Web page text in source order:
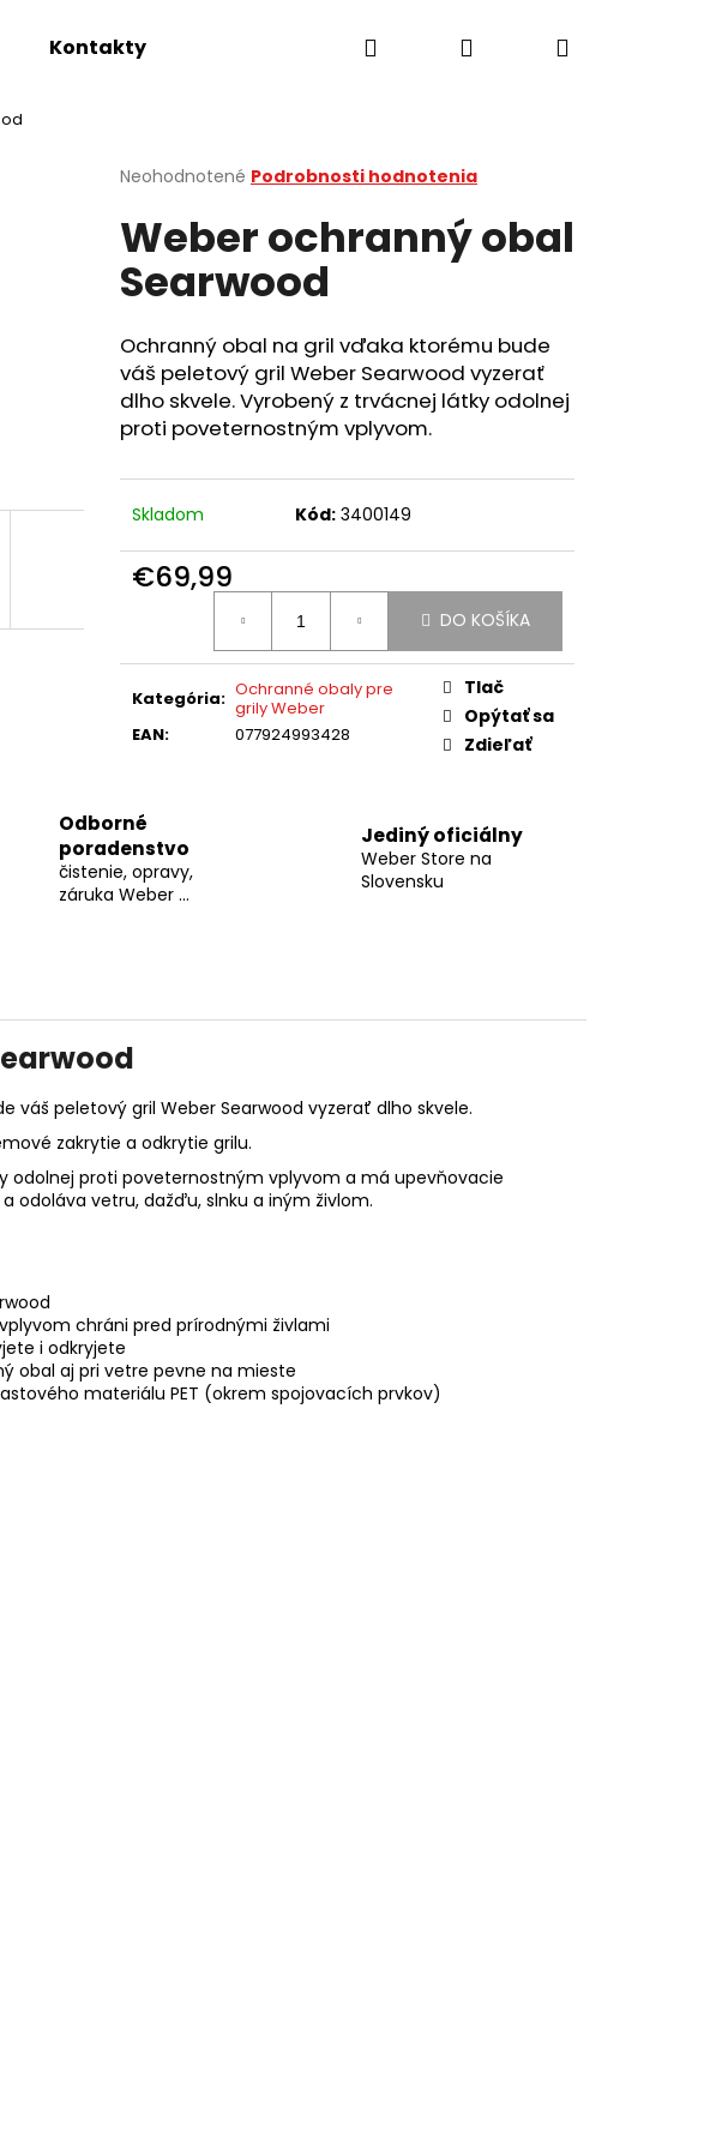
Kontakty Hľadať PrihlásenieNákupný
Priemerné
produktu
je
0,0
z
hviezdičiek.
Neohodnotené Podrobnosti hodnotenia
Weber ochranný obal
Searwood
Ochranný obal na gril vďaka ktorému bude
váš peletový gril Weber Searwood vyzerať
dlho skvele. Vyrobený z trvácnej látky odolnej
proti poveternostným vplyvom.
Skladom Kód: 3400149
€69,99
Jednotková
DO KOŠÍKA
Kategória: Ochranné obaly pre
grily Weber
EAN: 077924993428
Tlač
Opýtať sa
Zdieľať
Odborné
poradenstvo
čistenie, opravy,
záruka Weber ...
Jediný oficiálny
Weber Store na
Slovensku
váš peletový gril Weber Searwood vyzerať dlho skvele.
zakrytie a odkrytie grilu.
odolnej proti poveternostným vplyvom a má upevňovacie
odoláva vetru, dažďu, slnku a iným živlom.
chráni pred prírodnými živlami
i odkryjete
obal aj pri vetre pevne na mieste
materiálu PET (okrem spojovacích prvkov)